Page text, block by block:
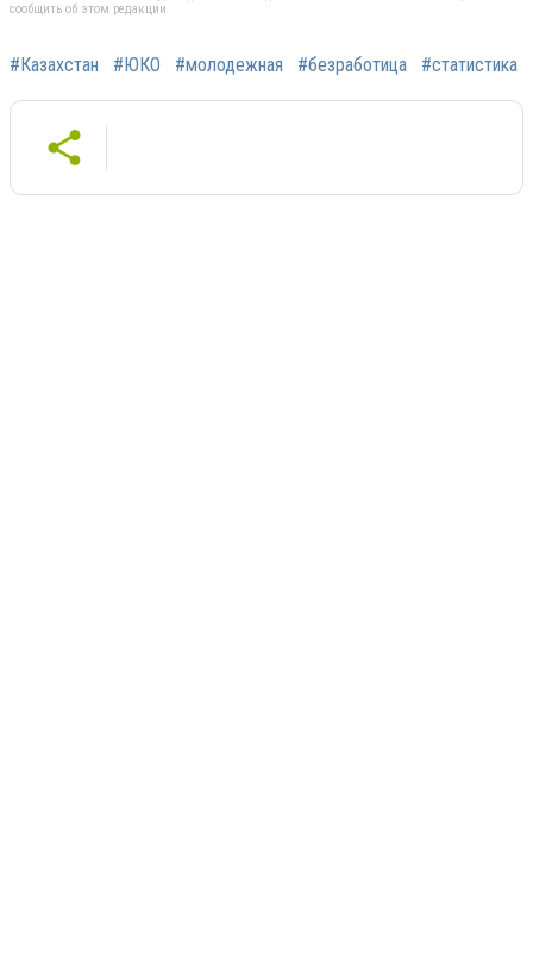
сообщить об этом редакции
#Казахстан #ЮКО #молодежная #безработица #статистика